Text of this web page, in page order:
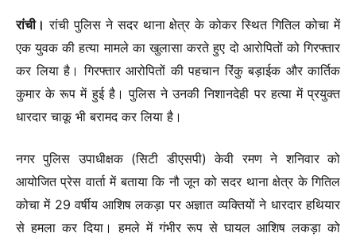
रांची। रांची पुलिस ने सदर थाना क्षेत्र के कोकर स्थित गितिल कोचा में
एक युवक की हत्या मामले का खुलासा करते हुए दो आरोपितों को गिरफ्तार
कर लिया है। गिरफ्तार आरोपितों की पहचान रिंकु बड़ाईक और कार्तिक
कुमार के रूप में हुई है। पुलिस ने उनकी निशानदेही पर हत्या में प्रयुक्त
धारदार चाकू भी बरामद कर लिया है।
नगर पुलिस उपाधीक्षक (सिटी डीएसपी) केवी रमण ने शनिवार को
आयोजित प्रेस वार्ता में बताया कि नौ जून को सदर थाना क्षेत्र के गितिल
कोचा में 29 वर्षीय आशिष लकड़ा पर अज्ञात व्यक्तियों ने धारदार हथियार
से हमला कर दिया। हमले में गंभीर रूप से घायल आशिष लकड़ा को